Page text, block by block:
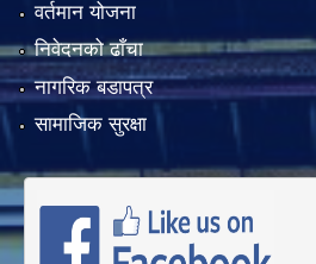
वर्तमान योजना
निवेदनको ढाँचा
नागरिक बडापत्र
सामाजिक सुरक्षा